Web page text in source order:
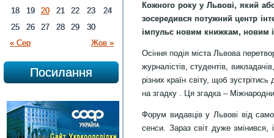
« Сер Жов »
18
19 20 21 22 23
24
25
26 27 28 29 30
Посилання
Кожного року у Львові, який
зосередився потужний центр
імпульс новим книжкам, новим
Осіння подія міста Львова
журналістів, студентів,
різних країн світу, щоб
на згадку . Ця згадка –
Форум видавців у Львові від
сенси. Зараз світ дуже